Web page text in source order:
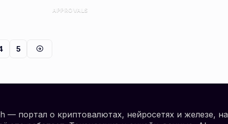
APPROVALS
5
— портал о криптовалютах, нейросетях и железе, на